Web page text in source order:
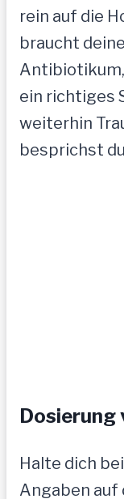
rein auf die
braucht
ein richtiges
weiterhin
besprichst
Dosierung
Halte dich
Angaben auf